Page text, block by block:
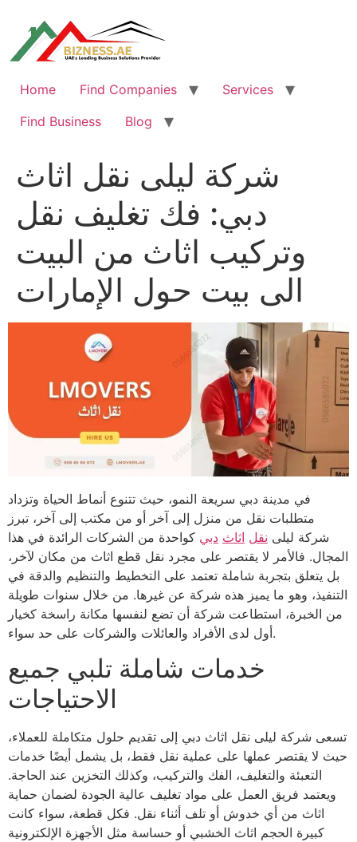
content
Home Find Companies
Services
Find Business
Blog
شركة ليلى نقل اثاث
دبي: فك تغليف نقل
وتركيب اثاث من البيت
الى بيت حول الإمارات
في مدينة دبي سريعة النمو، حيث تتنوع أنماط الحياة وتزداد
متطلبات نقل من منزل إلى آخر أو من مكتب إلى آخر، تبرز
شركة ليلى نقل اثاث دبي كواحدة من الشركات الرائدة في هذا
المجال. فالأمر لا يقتصر على مجرد نقل قطع اثاث من مكان لآخر،
بل يتعلق بتجربة شاملة تعتمد على التخطيط والتنظيم والدقة في
التنفيذ، وهو ما يميز هذه شركة عن غيرها. من خلال سنوات طويلة
من الخبرة، استطاعت شركة أن تضع لنفسها مكانة راسخة كخيار
أول لدى الأفراد والعائلات والشركات على حد سواء.
خدمات شاملة تلبي جميع
الاحتياجات
تسعى شركة ليلى نقل اثاث دبي إلى تقديم حلول متكاملة للعملاء،
حيث لا يقتصر عملها على عملية نقل فقط، بل يشمل أيضًا خدمات
التعبئة والتغليف، الفك والتركيب، وكذلك التخزين عند الحاجة.
ويعتمد فريق العمل على مواد تغليف عالية الجودة لضمان حماية
اثاث من أي خدوش أو تلف أثناء نقل. فكل قطعة، سواء كانت
كبيرة الحجم اثاث الخشبي أو حساسة مثل الأجهزة الإلكترونية